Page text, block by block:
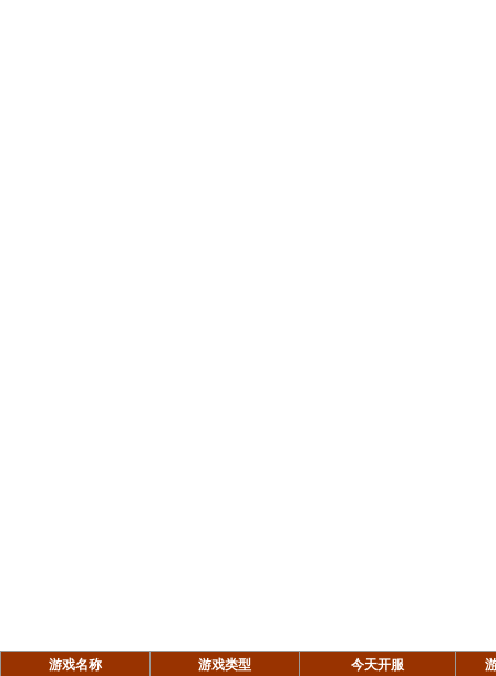
游戏名称 游戏类型 今天开服